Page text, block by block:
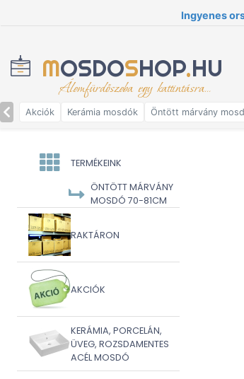
Ingyenes
MOSDOSHOP.HU
Álomfürdőszoba egy kattintásra...
Akciók Kerámia mosdók Öntött márvány
TERMÉKEINK
ÖNTÖTT MÁRVÁNY
MOSDÓ 70-81CM
RAKTÁRON
AKCIÓK
KERÁMIA, PORCELÁN,
ÜVEG, ROZSDAMENTES
ACÉL MOSDÓ